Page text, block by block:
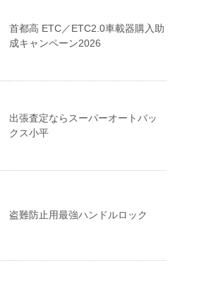
首都高 ETC／ETC2.0車載器購入助
成キャンペーン2026
出張査定ならスーパーオートバッ
クス小平
盗難防止用最強ハンドルロック